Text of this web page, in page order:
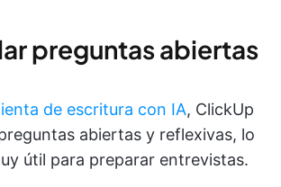
preguntas abiertas
de escritura con IA, ClickUp
abiertas y reflexivas, lo
útil para preparar entrevistas.